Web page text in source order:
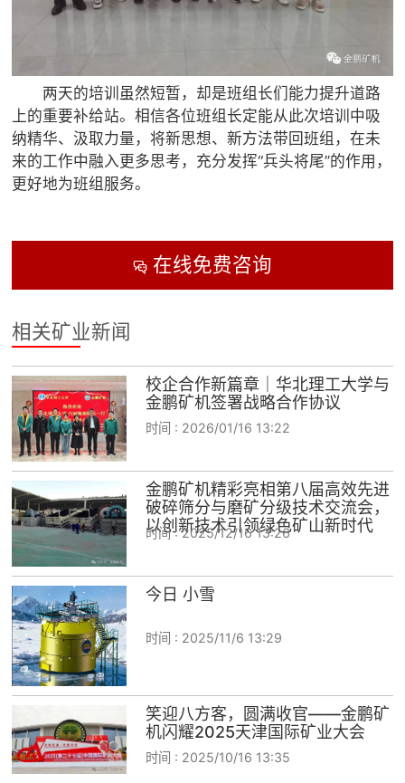
两天的培训虽然短暂，却是班组长们能力提升道路
上的重要补给站。相信各位班组长定能从此次培训中吸
纳精华、汲取力量，将新思想、新方法带回班组，在未
来的工作中融入更多思考，充分发挥“兵头将尾”的作用，
更好地为班组服务。
在线免费咨询
相关矿业新闻
校企合作新篇章｜华北理工大学与
金鹏矿机签署战略合作协议
时间 : 2026/01/16 13:22
金鹏矿机精彩亮相第八届高效先进
破碎筛分与磨矿分级技术交流会，
以创新技术引领绿色矿山新时代
时间 :2025/12/16 13:26
今日 小雪
时间 : 2025/11/6 13:29
笑迎八方客，圆满收官——金鹏矿
机闪耀2025天津国际矿业大会
时间 : 2025/10/16 13:35